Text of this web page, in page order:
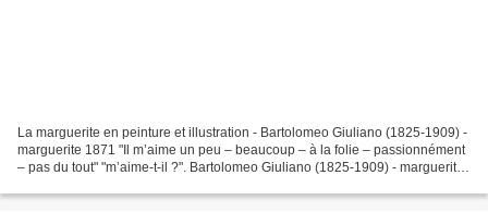
La marguerite en peinture et illustration - Bartolomeo Giuliano (1825-1909) -
marguerite 1871 "Il m’aime un peu – beaucoup – à la folie – passionnément
– pas du tout" "m’aime-t-il ?". Bartolomeo Giuliano (1825-1909) - marguerite